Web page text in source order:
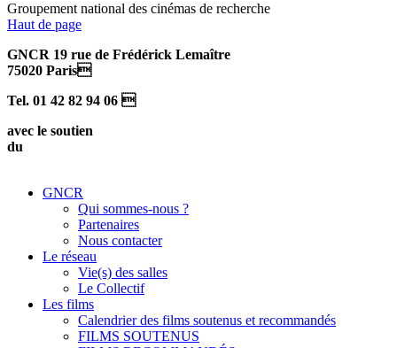
Groupement national des cinémas de recherche
Haut de page
GNCR 19 rue de Frédérick Lemaître
75020 Paris
Tel. 01 42 82 94 06 
avec le soutien
du
GNCR
Qui sommes-nous ?
Partenaires
Nous contacter
Le réseau
Vie(s) des salles
Le Collectif
Les films
Calendrier des films soutenus et recommandés
FILMS SOUTENUS